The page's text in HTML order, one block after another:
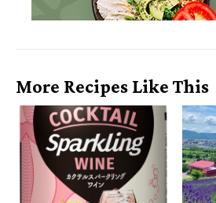
More Recipes Like This